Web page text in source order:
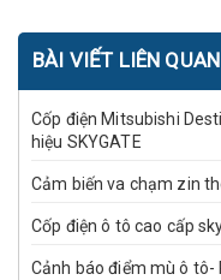
BÀI VIẾT LIÊN QUAN
Cốp điện Mitsubishi
hiệu SKYGATE
Cảm biến va chạm zin
Cốp điện ô tô cao cấp
Cảnh báo điểm mù ô tô-